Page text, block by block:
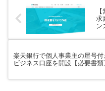
求
ン
楽天銀行で個人事業主の屋号付
ビジネス口座を開設【必要書類